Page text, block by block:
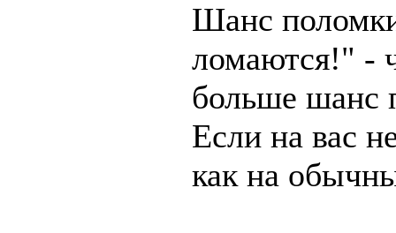
Шанс
ломаются!" -
больше шанс
Если на вас
как на